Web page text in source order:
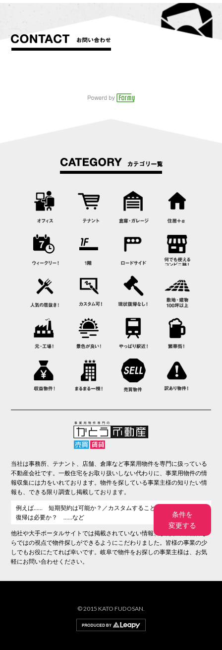
条件を
変更する
当社は事務所、テナント、店舗、倉庫など事業用物件を専門に扱っている
不動産会社です。一般住宅をお取り扱いしない代わりに、事業用物件の情
報収集には力をいれております。物件を探している事業主様の知りたい情
報も、できる限り調査し掲載しております。
例えば…… 短期契約は可能か？／カスタムすることは可能か？／現状
復帰は必要か？ ……など
他社や大手ポータルサイトでは掲載されていない情報、また事業用物件な
らではの視点で物件探しができるようにこだわりました。皆様の事業の少
しでもお役にたてれば幸いです。岐阜で物件をお探しの事業主様は、お気
軽にお問い合わせください。
© 2015 KATO FUDOSAN.